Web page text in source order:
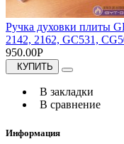
Ручка духовки плиты
2142, 2162, GC531,
950.00Р
КУПИТЬ
В закладки
В сравнение
Информация